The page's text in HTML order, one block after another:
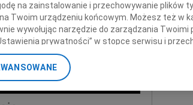
+
na zainstalowanie i przechowywanie plików
Twoim urządzeniu końcowym. Możesz też w
wywołując narzędzie do zarządzania
prywatności” w stopce serwisu i
plików cookie możliwa jest także za pomocą
przetwarzać dane osobowe w
skanowanie charakterystyki urządzenia do
dostęp do nich. Spersonalizowane reklamy i